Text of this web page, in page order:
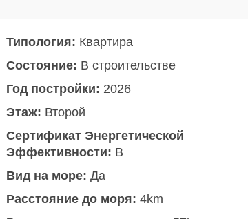
Типология: Квартира
Состояние: В строительстве
Год постройки: 2026
Этаж: Второй
Сертификат Энергетической
Эффективности: B
Вид на море: Да
Расстояние до моря: 4km